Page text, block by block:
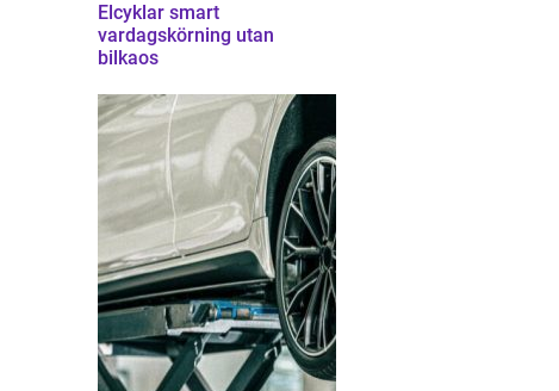
Elcyklar smart
vardagskörning utan
bilkaos